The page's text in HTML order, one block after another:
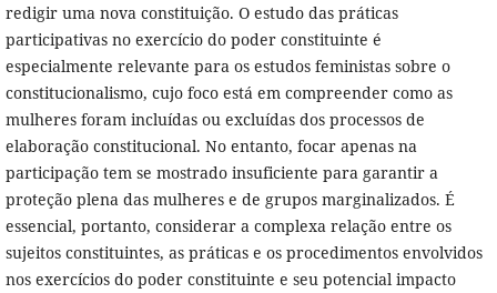
redigir uma nova constituição. O estudo das práticas
participativas no exercício do poder constituinte é
especialmente relevante para os estudos feministas sobre o
constitucionalismo, cujo foco está em compreender como as
mulheres foram incluídas ou excluídas dos processos de
elaboração constitucional. No entanto, focar apenas na
participação tem se mostrado insuficiente para garantir a
proteção plena das mulheres e de grupos marginalizados. É
essencial, portanto, considerar a complexa relação entre os
sujeitos constituintes, as práticas e os procedimentos envolvidos
nos exercícios do poder constituinte e seu potencial impacto